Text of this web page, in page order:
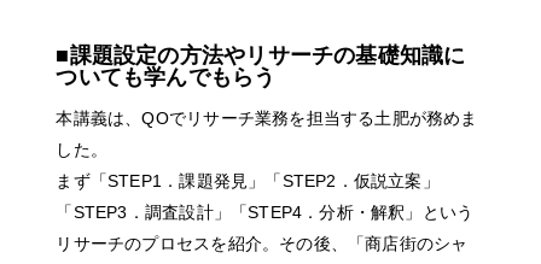
■課題設定の方法やリサーチの基礎知識に
ついても学んでもらう
本講義は、QOでリサーチ業務を担当する土肥が務めま
した。
まず「STEP1．課題発見」「STEP2．仮説立案」
「STEP3．調査設計」「STEP4．分析・解釈」という
リサーチのプロセスを紹介。その後、「商店街のシャ